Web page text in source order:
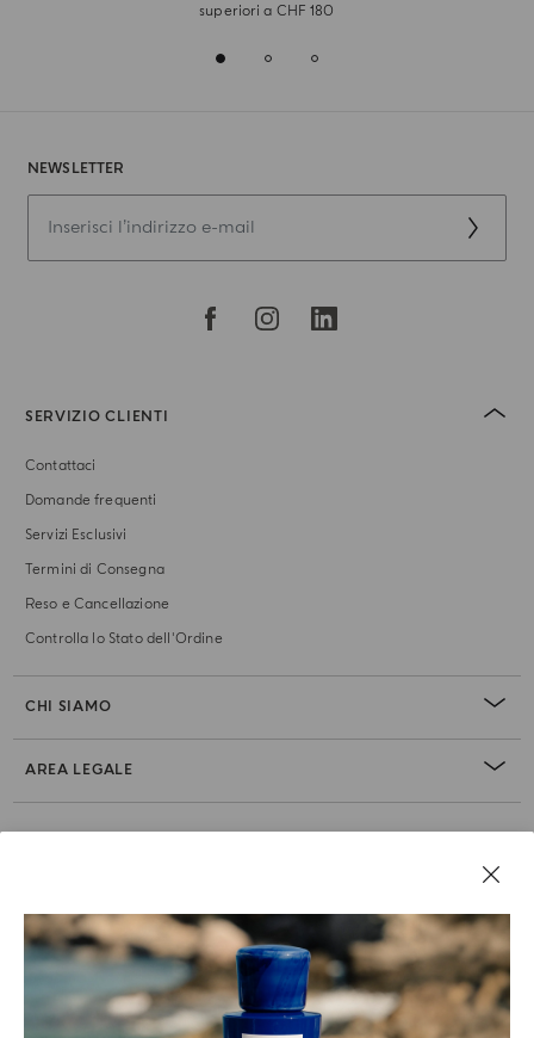
superiori a CHF 180
NEWSLETTER
SERVIZIO CLIENTI
Contattaci
Domande frequenti
Servizi Esclusivi
Termini di Consegna
Reso e Cancellazione
Controlla lo Stato dell'Ordine
CHI SIAMO
AREA LEGALE